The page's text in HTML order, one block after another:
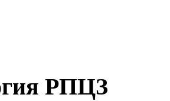
РПЦЗ